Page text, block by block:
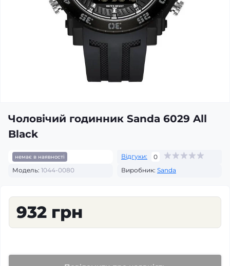
Чоловічий годинник Sanda 6029 All
Black
немає в наявності Відгуки:
0
Модель: 1044-0080 Виробник: Sanda
932 грн